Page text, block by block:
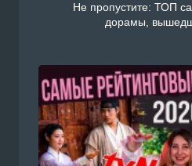
Не пропустите: ТОП
дорамы,